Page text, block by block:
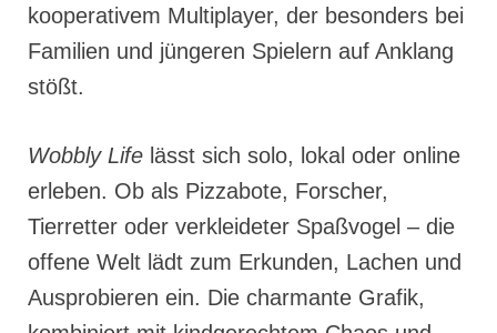
kooperativem Multiplayer, der besonders bei
Familien und jüngeren Spielern auf Anklang
stößt.
Wobbly Life lässt sich solo, lokal oder online
erleben. Ob als Pizzabote, Forscher,
Tierretter oder verkleideter Spaßvogel – die
offene Welt lädt zum Erkunden, Lachen und
Ausprobieren ein. Die charmante Grafik,